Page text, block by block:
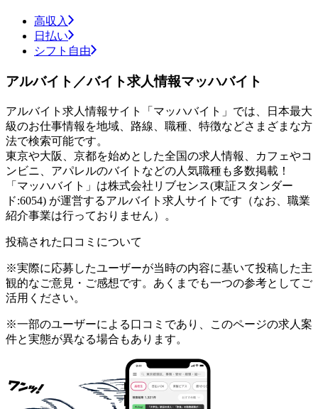
高収入
日払い
シフト自由
アルバイト／バイト求人情報マッハバイト
アルバイト求人情報サイト「マッハバイト」では、日本最大
級のお仕事情報を地域、路線、職種、特徴などさまざまな方
法で検索可能です。
東京や大阪、京都を始めとした全国の求人情報、カフェやコ
ンビニ、アパレルのバイトなどの人気職種も多数掲載！
「マッハバイト」は株式会社リブセンス(東証スタンダー
ド:6054) が運営するアルバイト求人サイトです（なお、職業
紹介事業は行っておりません）。
投稿された口コミについて
※実際に応募したユーザーが当時の内容に基いて投稿した主
観的なご意見・ご感想です。あくまでも一つの参考としてご
活用ください。
※一部のユーザーによる口コミであり、このページの求人案
件と実態が異なる場合もあります。